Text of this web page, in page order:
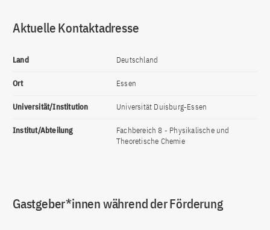
Aktuelle Kontaktadresse
Land Deutschland
Ort Essen
Universität/Institution Universität Duisburg-Essen
Institut/Abteilung
Fachbereich 8 - Physikalische und
Theoretische Chemie
Gastgeber*innen während der Förderung